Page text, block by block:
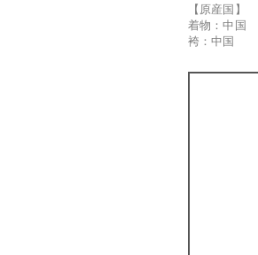
【原産国】
着物：中国
袴：中国